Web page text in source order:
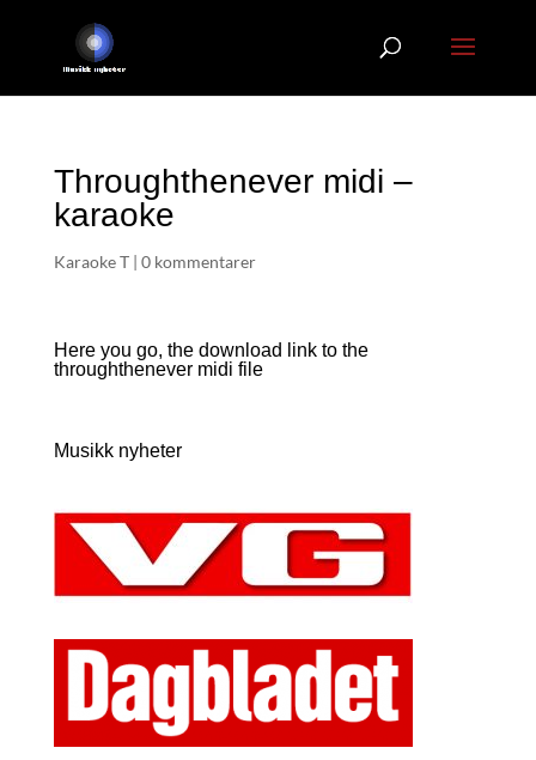
Throughthenever midi –
karaoke
Karaoke T| 0 kommentarer
Here you go, the download link to the
throughthenever midi file
Musikk nyheter